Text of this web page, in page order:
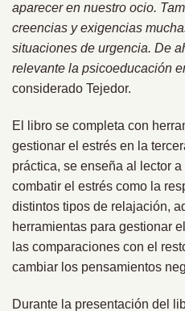
aparecer en nuestro ocio.
creencias y exigencias
situaciones de urgencia. De
relevante la psicoeducación
considerado Tejedor.
El libro se completa con
gestionar el estrés en la
práctica, se enseña al lector
combatir el estrés como la
distintos tipos de relajación,
herramientas para gestionar
las comparaciones con el
cambiar los pensamientos
Durante la presentación del